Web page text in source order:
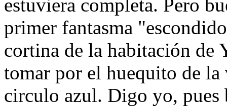
estuviera completa. Pero
primer fantasma
cortina de la habitación de
tomar por el huequito de la
circulo azul. Digo yo, pues